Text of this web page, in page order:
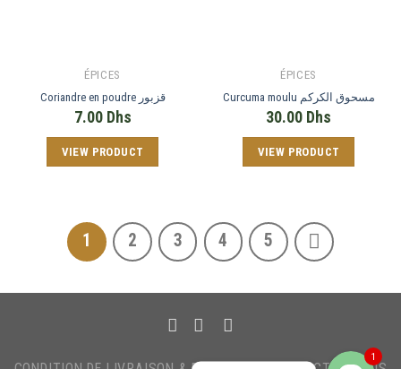
ÉPICES
Coriandre en poudre قزبور
7.00 Dhs
VIEW PRODUCT
ÉPICES
Curcuma moulu مسحوق الكركم
30.00 Dhs
VIEW PRODUCT
1 2 3 4 5 Phone
WhatsApp
1